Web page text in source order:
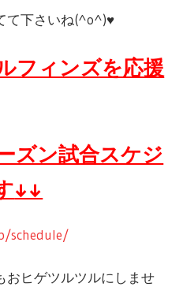
て下さいね(^o^)♥
フィンズを応援
ズン試合スケジ
↓↓
schedule/
おヒゲツルツルにしませ